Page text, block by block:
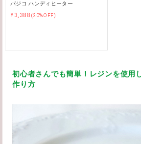
パジコ ハンディヒーター
¥3,388 (20%OFF)
初心者さんでも簡単！レジンを使用
作り方